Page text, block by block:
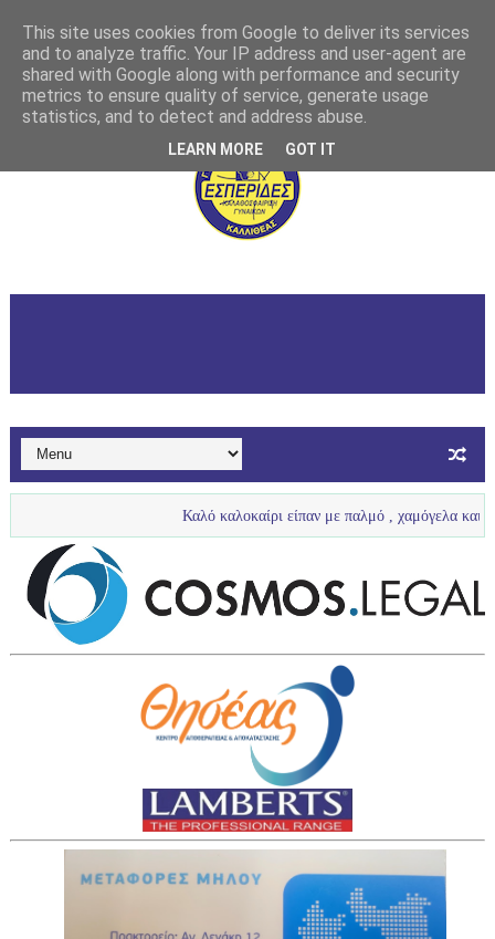
Καλό καλοκαίρι είπαν με παλμό , χαμόγελα και πολύ νερό
This site uses cookies from Google to deliver its services
and to analyze traffic. Your IP address and user-agent are
shared with Google along with performance and security
metrics to ensure quality of service, generate usage
statistics, and to detect and address abuse.
LEARN MORE GOT IT